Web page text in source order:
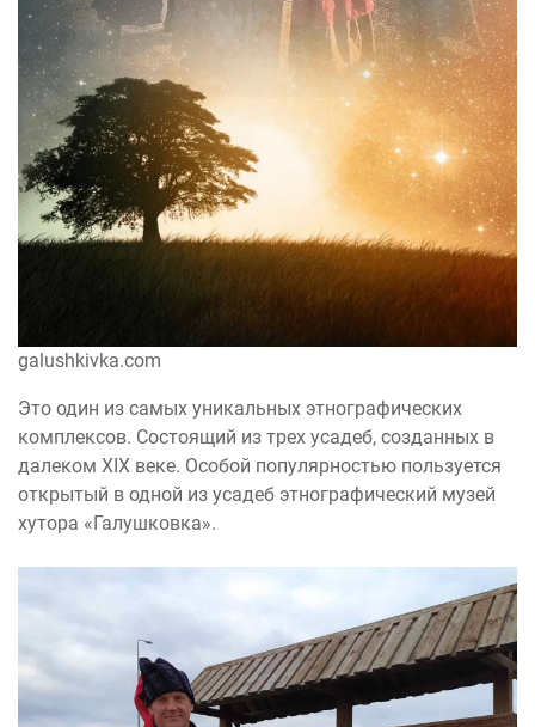
galushkivka.com
Это один из самых уникальных этнографических
комплексов. Состоящий из трех усадеб, созданных в
далеком ХІХ веке. Особой популярностью пользуется
открытый в одной из усадеб этнографический музей
хутора «Галушковка».